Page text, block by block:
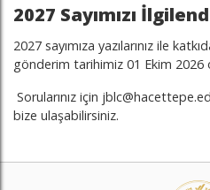
2027 Sayımızı
2027 sayımıza yazılarınız ile
gönderim tarihimiz 01 Ekim
Sorularınız için
bize ulaşabilirsiniz.